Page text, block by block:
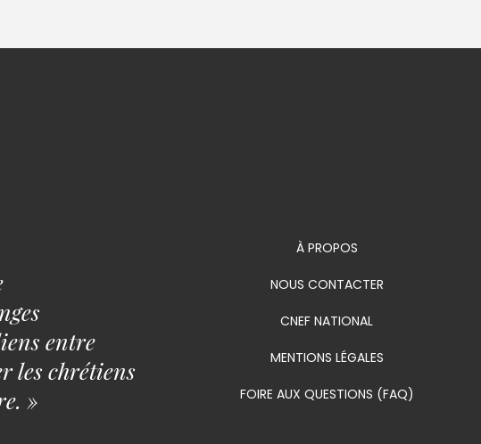
entre
les chrétiens
»
À PROPOS
NOUS CONTACTER
CNEF NATIONAL
MENTIONS LÉGALES
FOIRE AUX QUESTIONS (FAQ)